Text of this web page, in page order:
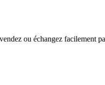
ou échangez facilement